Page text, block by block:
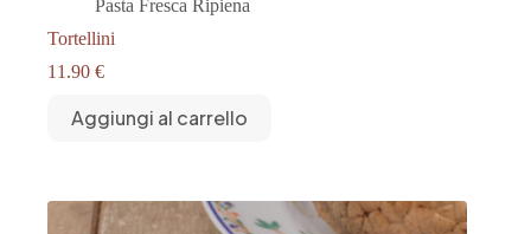
Pasta Fresca Ripiena
Tortellini
11.90 €
Aggiungi al carrello